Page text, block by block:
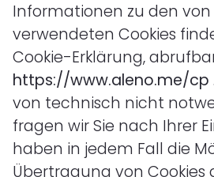
Informationen zu den von
verwendeten Cookies
Cookie-Erklärung,
https://www.aleno.me/cp
von technisch nicht
fragen wir Sie nach Ihrer
haben in jedem Fall die
Übertragung von Cookies